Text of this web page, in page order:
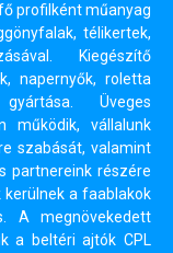
profilként műanyag
télikertek,
Kiegészítő
napernyők, roletta
Üveges
működik, vállalunk
szabását, valamint
partnereink részére
a faablakok
A megnövekedett
a beltéri ajtók CPL